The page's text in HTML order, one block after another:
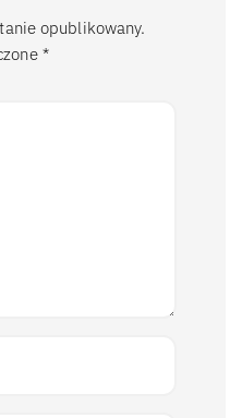
opublikowany.
*